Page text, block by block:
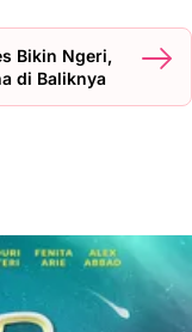
Bikin Ngeri,
di Baliknya